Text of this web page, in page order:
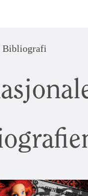
Bibliografi